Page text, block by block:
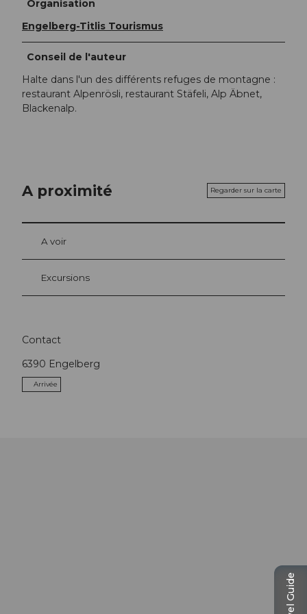
Organisation
Engelberg-Titlis Tourismus
Conseil de l'auteur
Halte dans l'un des différents refuges de montagne :
restaurant Alpenrösli, restaurant Stäfeli, Alp Äbnet,
Blackenalp.
A proximité Regarder sur la carte
A voir
Excursions
Contact
6390 Engelberg
Arrivée